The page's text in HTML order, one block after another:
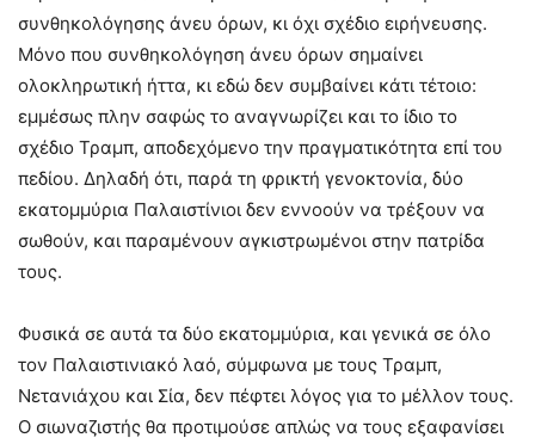
συνθηκολόγησης άνευ όρων, κι όχι σχέδιο ειρήνευσης.
Μόνο που συνθηκολόγηση άνευ όρων σημαίνει
ολοκληρωτική ήττα, κι εδώ δεν συμβαίνει κάτι τέτοιο:
εμμέσως πλην σαφώς το αναγνωρίζει και το ίδιο το
σχέδιο Τραμπ, αποδεχόμενο την πραγματικότητα επί του
πεδίου. Δηλαδή ότι, παρά τη φρικτή γενοκτονία, δύο
εκατομμύρια Παλαιστίνιοι δεν εννοούν να τρέξουν να
σωθούν, και παραμένουν αγκιστρωμένοι στην πατρίδα
τους.
Φυσικά σε αυτά τα δύο εκατομμύρια, και γενικά σε όλο
τον Παλαιστινιακό λαό, σύμφωνα με τους Τραμπ,
Νετανιάχου και Σία, δεν πέφτει λόγος για το μέλλον τους.
Ο σιωναζιστής θα προτιμούσε απλώς να τους εξαφανίσει